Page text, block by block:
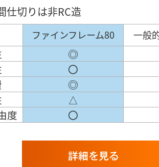
仕切りは非RC造
ファインフレーム80 一般
◎
〇
◎
△
度
〇
詳細を見る